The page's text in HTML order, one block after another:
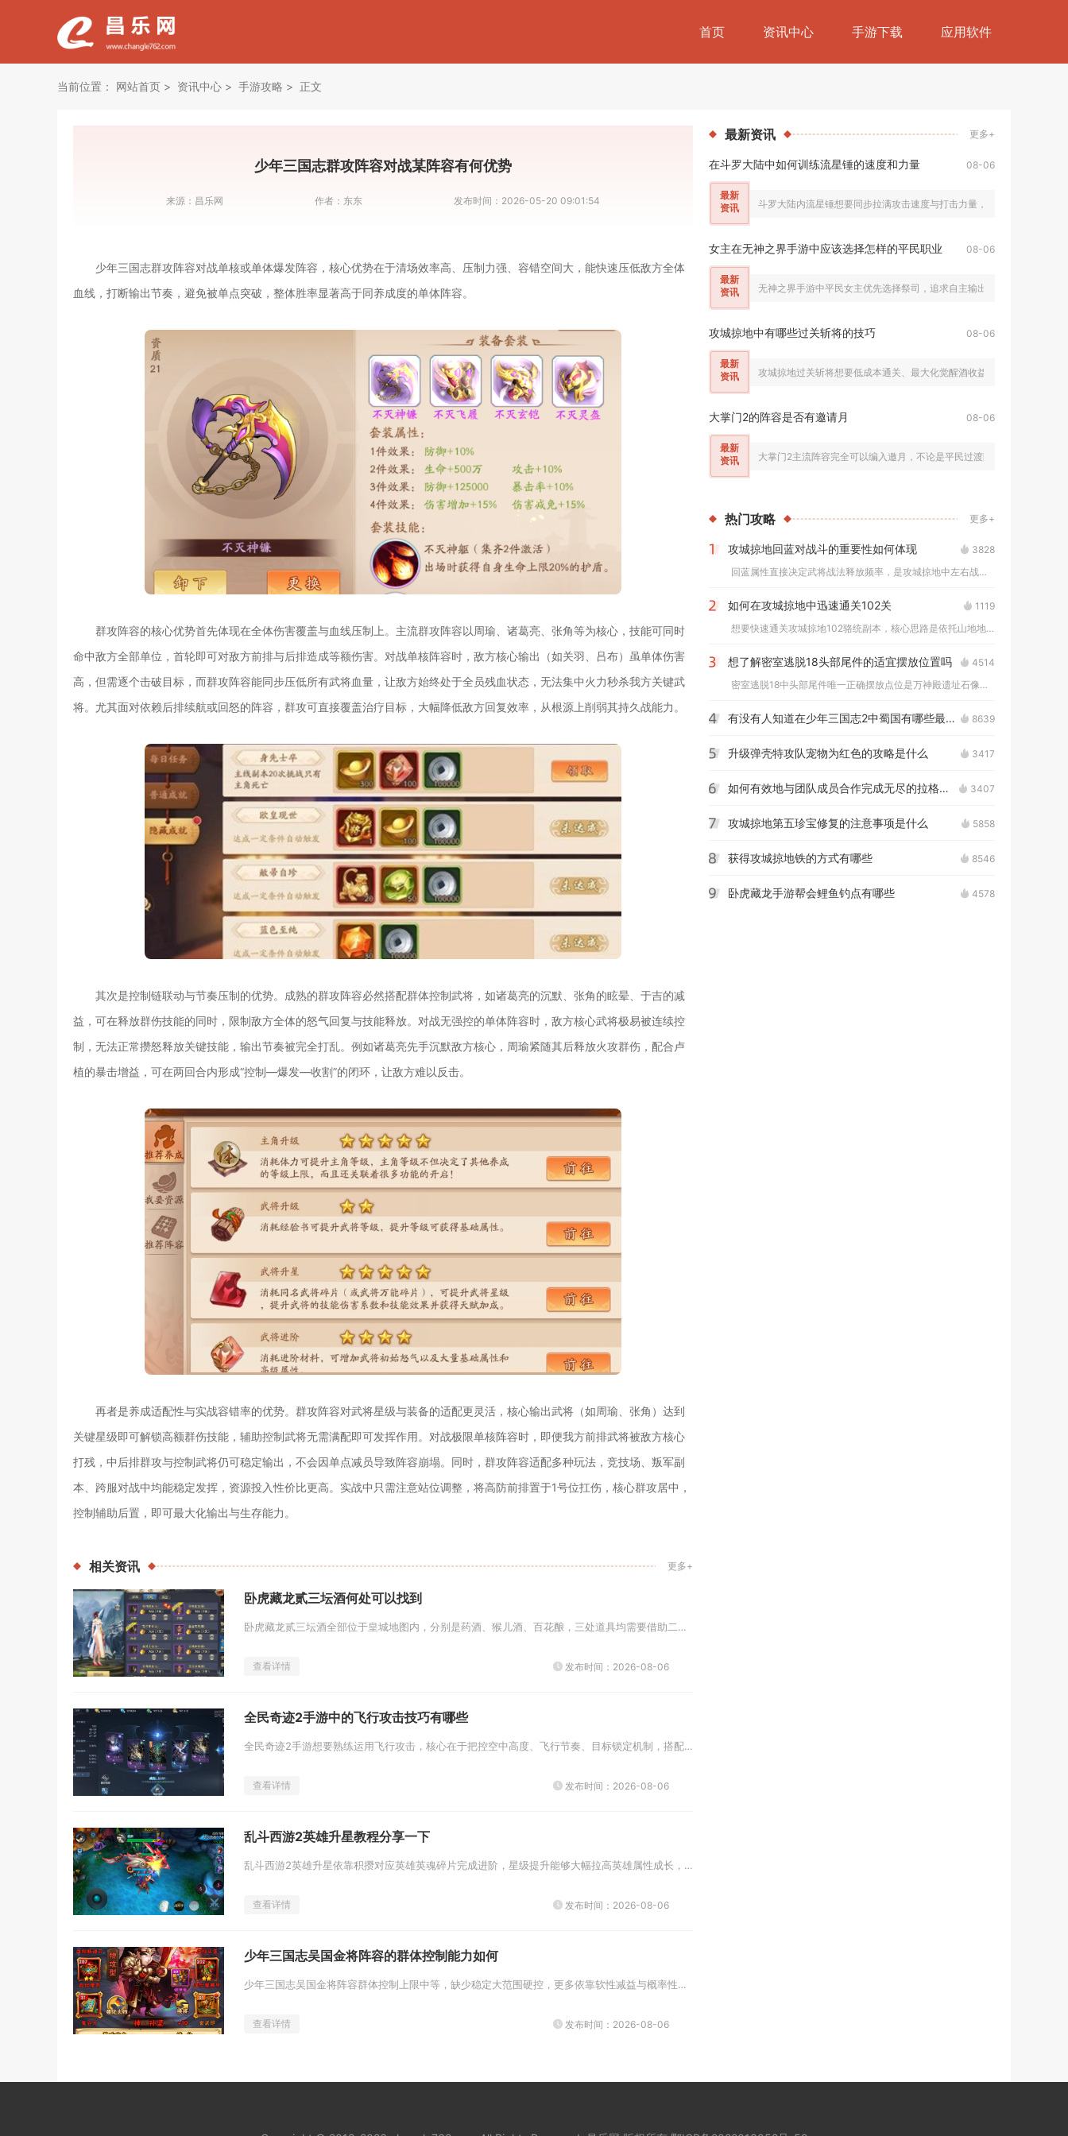
首页 资讯中心 手游下载 应用软件
当前位置： 网站首页 资讯中心 手游攻略 正文
少年三国志群攻阵容对战某阵容有何优势
来源： 昌乐网 作者： 东东 发布时间： 2026-05-20 09:01:54
少年三国志群攻阵容对战单核或单体爆发阵容，核心优势在于清场效率高、压制力强、容错空间大，能快速压低敌方全体
血线，打断输出节奏，避免被单点突破，整体胜率显著高于同养成度的单体阵容。
群攻阵容的核心优势首先体现在全体伤害覆盖与血线压制上。主流群攻阵容以周瑜、诸葛亮、张角等为核心，技能可同时
命中敌方全部单位，首轮即可对敌方前排与后排造成等额伤害。对战单核阵容时，敌方核心输出（如关羽、吕布）虽单体伤害
高，但需逐个击破目标，而群攻阵容能同步压低所有武将血量，让敌方始终处于全员残血状态，无法集中火力秒杀我方关键武
将。尤其面对依赖后排续航或回怒的阵容，群攻可直接覆盖治疗目标，大幅降低敌方回复效率，从根源上削弱其持久战能力。
其次是控制链联动与节奏压制的优势。成熟的群攻阵容必然搭配群体控制武将，如诸葛亮的沉默、张角的眩晕、于吉的减
益，可在释放群伤技能的同时，限制敌方全体的怒气回复与技能释放。对战无强控的单体阵容时，敌方核心武将极易被连续控
制，无法正常攒怒释放关键技能，输出节奏被完全打乱。例如诸葛亮先手沉默敌方核心，周瑜紧随其后释放火攻群伤，配合卢
植的暴击增益，可在两回合内形成“控制—爆发—收割”的闭环，让敌方难以反击。
再者是养成适配性与实战容错率的优势。群攻阵容对武将星级与装备的适配更灵活，核心输出武将（如周瑜、张角）达到
关键星级即可解锁高额群伤技能，辅助控制武将无需满配即可发挥作用。对战极限单核阵容时，即便我方前排武将被敌方核心
打残，中后排群攻与控制武将仍可稳定输出，不会因单点减员导致阵容崩塌。同时，群攻阵容适配多种玩法，竞技场、叛军副
本、跨服对战中均能稳定发挥，资源投入性价比更高。实战中只需注意站位调整，将高防前排置于1号位扛伤，核心群攻居中，
控制辅助后置，即可最大化输出与生存能力。
相关资讯 更多+
卧虎藏龙贰三坛酒何处可以找到
卧虎藏龙贰三坛酒全部位于皇城地图内，分别是药酒、猴儿酒、百花酿，三处道具均需要借助二段轻功跳跃至建筑高点拾取，该道具是解...
查看详情 发布时间：2026-08-06
全民奇迹2手游中的飞行攻击技巧有哪些
全民奇迹2手游想要熟练运用飞行攻击，核心在于把控空中高度、飞行节奏、目标锁定机制，搭配职业技能实现持续输出与灵活规避，同...
查看详情 发布时间：2026-08-06
乱斗西游2英雄升星教程分享一下
乱斗西游2英雄升星依靠积攒对应英雄英魂碎片完成进阶，星级提升能够大幅拉高英雄属性成长，逐步解锁种族被动与技能强化效果，是...
查看详情 发布时间：2026-08-06
少年三国志吴国金将阵容的群体控制能力如何
少年三国志吴国金将阵容群体控制上限中等，缺少稳定大范围硬控，更多依靠软性减益与概率性控制限制对手，无法实现持续无缝群体禁...
查看详情 发布时间：2026-08-06
最新资讯 更多+
在斗罗大陆中如何训练流星锤的速度和力量 08-06
最新
资讯
斗罗大陆内流星锤想要同步拉满攻击速度与打击力量，核心思路是以暗
女主在无神之界手游中应该选择怎样的平民职业 08-06
最新
资讯
无神之界手游中平民女主优先选择祭司，追求自主输出可选弓箭手，近
攻城掠地中有哪些过关斩将的技巧 08-06
最新
资讯
攻城掠地过关斩将想要低成本通关、最大化觉醒酒收益，核心在于把控
大掌门2的阵容是否有邀请月 08-06
最新
资讯
大掌门2主流阵容完全可以编入邀月，不论是平民过渡阵容、爆发输出阵
热门攻略 更多+
攻城掠地回蓝对战斗的重要性如何体现
3828
回蓝属性直接决定武将战法释放频率，是攻城掠地中左右战斗胜负的...
2 如何在攻城掠地中迅速通关102关
1119
想要快速通关攻城掠地102骆统副本，核心思路是依托山地地形选...
3 想了解密室逃脱18头部尾件的适宜摆放位置吗
4514
密室逃脱18中头部尾件唯一正确摆放点位是万神殿遗址石像群中央...
4 有没有人知道在少年三国志2中蜀国有哪些最强的输出阵容 8639
5 升级弹壳特攻队宠物为红色的攻略是什么 3417
6 如何有效地与团队成员合作完成无尽的拉格朗日调查任务 3407
7 攻城掠地第五珍宝修复的注意事项是什么 5858
8 获得攻城掠地铁的方式有哪些 8546
9 卧虎藏龙手游帮会鲤鱼钓点有哪些 4578